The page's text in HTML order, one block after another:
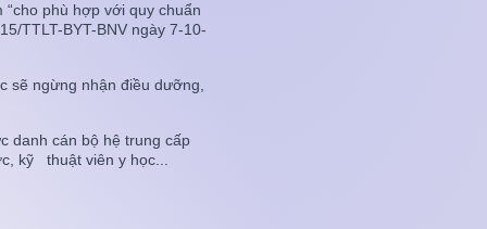
phù hợp với quy chuẩn
TTLT-BYT-BNV ngày 7-10-
sẽ ngừng nhận điều dưỡng,
danh cán bộ hệ trung cấp
kỹ thuật viên y học...